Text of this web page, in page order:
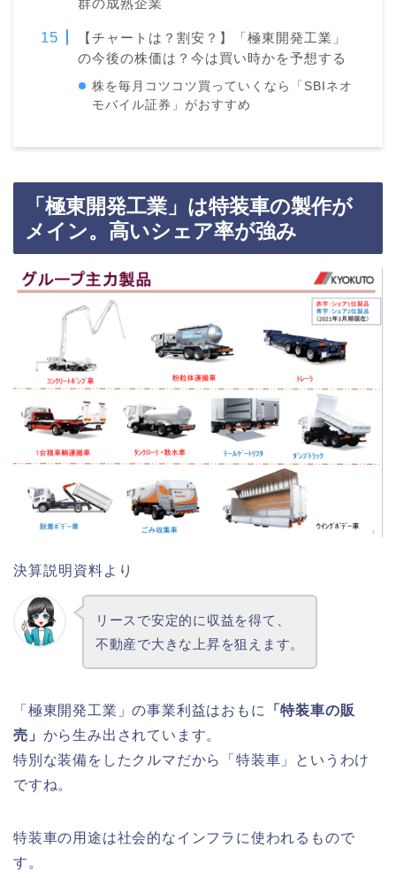
群の成熟企業
【チャートは？割安？】「極東開発工業」
の今後の株価は？今は買い時かを予想する
株を毎月コツコツ買っていくなら「SBIネオ
モバイル証券」がおすすめ
「極東開発工業」は特装車の製作が
メイン。高いシェア率が強み
決算説明資料より
リースで安定的に収益を得て、
不動産で大きな上昇を狙えます。
「極東開発工業」の事業利益はおもに
「特装車の販
売」 から生み出されています。
特別な装備をしたクルマだから「特装車」というわけ
ですね。
特装車の用途は社会的なインフラに使われるもので
す。